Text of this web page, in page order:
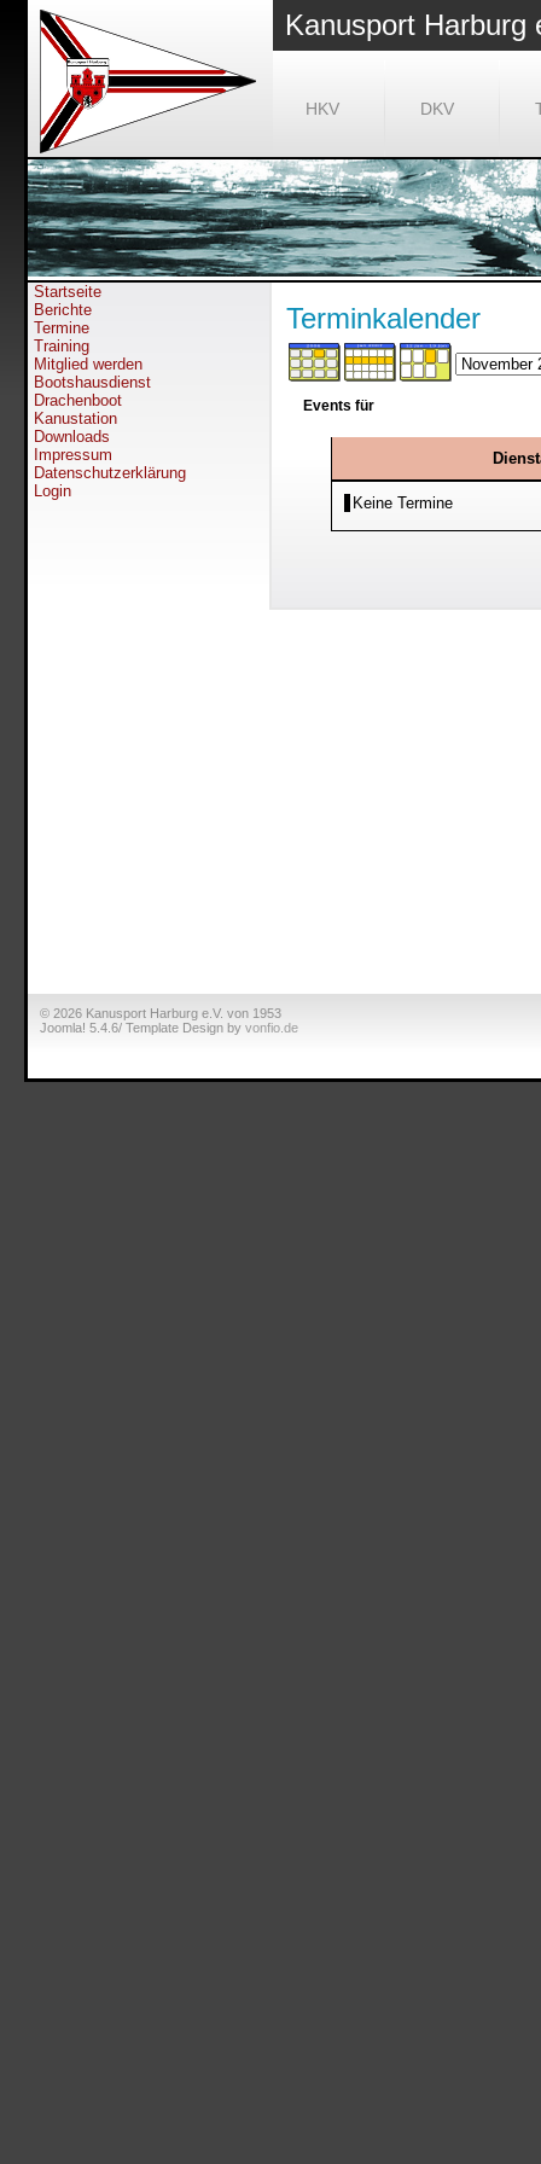
Kanusport Harburg
HKV DKV
Startseite
Berichte
Termine
Training
Mitglied werden
Bootshausdienst
Drachenboot
Kanustation
Downloads
Impressum
Datenschutzerklärung
Login
Terminkalender
Events für
Keine Termine
© 2026 Kanusport Harburg e.V. von 1953
Joomla! 5.4.6/ Template Design by vonfio.de